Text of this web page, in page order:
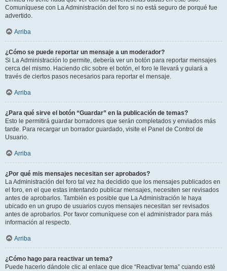
Comuníquese con La Administración del foro si no está seguro de porqué fue
advertido.
Arriba
¿Cómo se puede reportar un mensaje a un moderador?
Si La Administración lo permite, debería ver un botón para reportar mensajes
cerca del mismo. Haciendo clic sobre el botón, el foro le llevará y guiará a
través de ciertos pasos necesarios para reportar el mensaje.
Arriba
¿Para qué sirve el botón “Guardar” en la publicación de temas?
Esto le permitirá guardar borradores que serán completados y enviados más
tarde. Para recargar un borrador guardado, visite el Panel de Control de
Usuario.
Arriba
¿Por qué mis mensajes necesitan ser aprobados?
La Administración del foro tal vez ha decidido que los mensajes publicados en
el foro, en el que estas intentando publicar mensajes, necesiten ser revisados
antes de aprobarlos. También es posible que La Administración le haya
ubicado en un grupo de usuarios cuyos mensajes necesitan ser revisados
antes de aprobarlos. Por favor comuníquese con el administrador para más
información al respecto.
Arriba
¿Cómo hago para reactivar un tema?
Puede hacerlo dándole clic al enlace que dice “Reactivar tema” cuando esté